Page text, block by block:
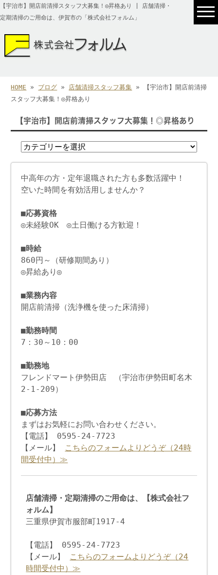
【宇治市】開店前清掃スタッフ大募集！◎昇格あり | 店舗清掃・
定期清掃のご用命は、伊賀市の「株式会社フォルム」
HOME » ブログ » 店舗清掃スタッフ募集 » 【宇治市】開店前清掃
スタッフ大募集！◎昇格あり
【宇治市】開店前清掃スタッフ大募集！◎昇格あり
中高年の方・定年退職された方も多数活躍中！
空いた時間を有効活用しませんか？
■応募資格
◎未経験OK ◎土日働ける方歓迎！
■時給
860円～（研修期間あり）
◎昇給あり◎
■業務内容
開店前清掃（洗浄機を使った床清掃）
■勤務時間
7：30～10：00
■勤務地
フレンドマート伊勢田店 （宇治市伊勢田町名木
2-1-209）
■応募方法
まずはお気軽にお問い合わせください。
【電話】 0595-24-7723
【メール】 こちらのフォームよりどうぞ（24時
間受付中）≫
店舗清掃・定期清掃のご用命は、【株式会社フ
ォルム】
三重県伊賀市服部町1917-4
【電話】 0595-24-7723
【メール】 こちらのフォームよりどうぞ（24
時間受付中）≫